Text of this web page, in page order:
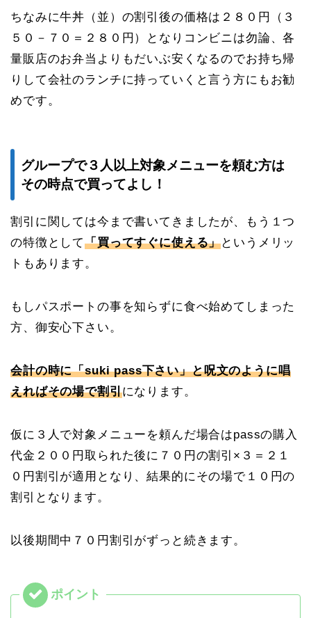
ちなみに牛丼（並）の割引後の価格は２８０円（３
５０－７０＝２８０円）となりコンビニは勿論、各
量販店のお弁当よりもだいぶ安くなるのでお持ち帰
りして会社のランチに持っていくと言う方にもお勧
めです。
グループで３人以上対象メニューを頼む方は
その時点で買ってよし！
割引に関しては今まで書いてきましたが、もう１つ
の特徴として「買ってすぐに使える」というメリッ
トもあります。
もしパスポートの事を知らずに食べ始めてしまった
方、御安心下さい。
会計の時に「suki pass下さい」と呪文のように唱
えればその場で割引になります。
仮に３人で対象メニューを頼んだ場合はpassの購入
代金２００円取られた後に７０円の割引×３＝２１
０円割引が適用となり、結果的にその場で１０円の
割引となります。
以後期間中７０円割引がずっと続きます。